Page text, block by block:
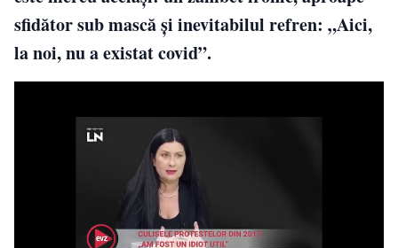
sfidător sub mască și inevitabilul refren: „Aici,
la noi, nu a existat covid”.